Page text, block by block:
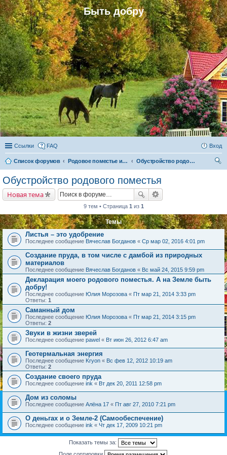
Быть добру
Ссылки FAQ Вход
Список форумов Родовое поместье и родовое поселение
Обустройство родового поместья
Обустройство родового поместья
Новая тема
9 тем • Страница 1 из 1
Темы
Листья – это удобрение
Последнее сообщение Вячеслав Богданов « Ср мар 02, 2016 4:01 pm
Создание пруда, в том числе с дамбой из природных
материалов
Последнее сообщение Вячеслав Богданов « Вс май 24, 2015 9:59 pm
Декларация моего родового поместья. А на Земле быть
добру!
Последнее сообщение Юлия Морозова « Пт мар 21, 2014 3:33 pm
Ответы: 1
Саманный дом
Последнее сообщение Юлия Морозова « Пт мар 21, 2014 3:15 pm
Ответы: 2
Звуки в жизни зверей
Последнее сообщение pawel « Вт июн 26, 2012 6:47 am
Геотермальная энергия
Последнее сообщение Kryon « Вс фев 12, 2012 10:19 am
Ответы: 2
Создание своего пруда
Последнее сообщение ink « Вт дек 20, 2011 12:58 pm
Дом из соломы
Последнее сообщение Алёна 17 « Пт авг 27, 2010 7:21 pm
О деньгах и о Земле-2 (Самообеспечение)
Последнее сообщение ink « Чт дек 17, 2009 10:21 pm
Показать темы за: